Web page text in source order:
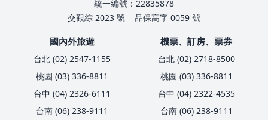
統一編號：22835878
交觀綜 2023 號
品保高字 0059 號
國內外旅遊
台北 (02) 2547-1155
桃園 (03) 336-8811
台中 (04) 2326-6111
台南 (06) 238-9111
機票、訂房、票券
台北 (02) 2718-8500
桃園 (03) 336-8811
台中 (04) 2322-4535
台南 (06) 238-9111